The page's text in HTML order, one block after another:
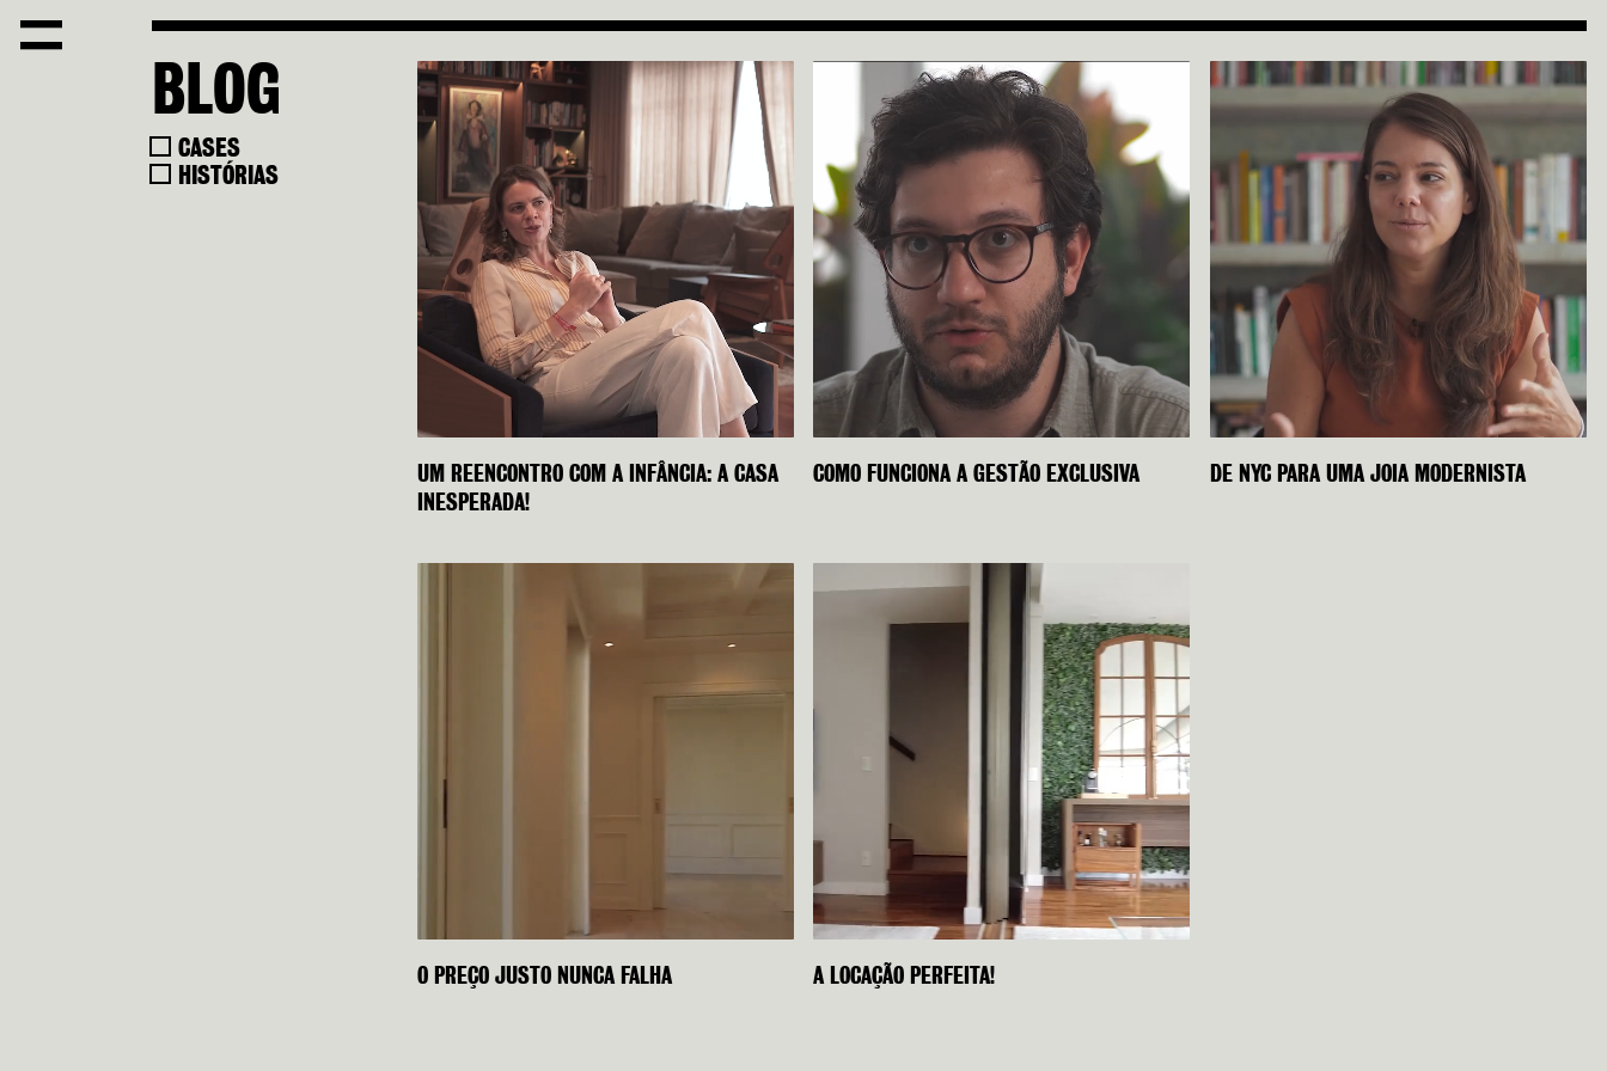
BLOG
CASES
HISTÓRIAS
UM REENCONTRO COM A INFÂNCIA: A CASA
INESPERADA!
COMO FUNCIONA A GESTÃO EXCLUSIVA DE NYC PARA UMA JOIA MODERNISTA
O PREÇO JUSTO NUNCA FALHA A LOCAÇÃO PERFEITA!